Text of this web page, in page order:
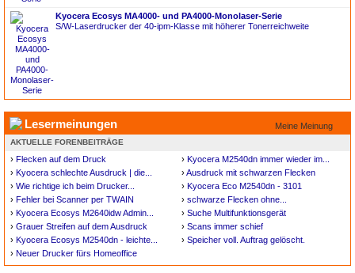
Kyocera Ecosys MA4000- und PA4000-Monolaser-Serie
S/W-Laserdrucker der 40-ipm-Klasse mit höherer Tonerreichweite
Lesermeinungen Meine Meinung
AKTUELLE FORENBEITRÄGE
› Flecken auf dem Druck
› Kyocera schlechte Ausdruck | die...
› Wie richtige ich beim Drucker...
› Fehler bei Scanner per TWAIN
› Kyocera Ecosys M2640idw Admin...
› Grauer Streifen auf dem Ausdruck
› Kyocera Ecosys M2540dn - leichte...
› Neuer Drucker fürs Homeoffice
› Kyocera M2540dn immer wieder im...
›Ausdruck mit schwarzen Flecken
› Kyocera Eco M2540dn - 3101
› schwarze Flecken ohne...
› Suche Multifunktionsgerät
› Scans immer schief
› Speicher voll. Auftrag gelöscht.